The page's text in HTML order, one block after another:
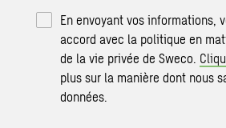
En envoyant vos informations,
accord avec la politique en
de la vie privée de Sweco.
plus sur la manière dont nous
données.